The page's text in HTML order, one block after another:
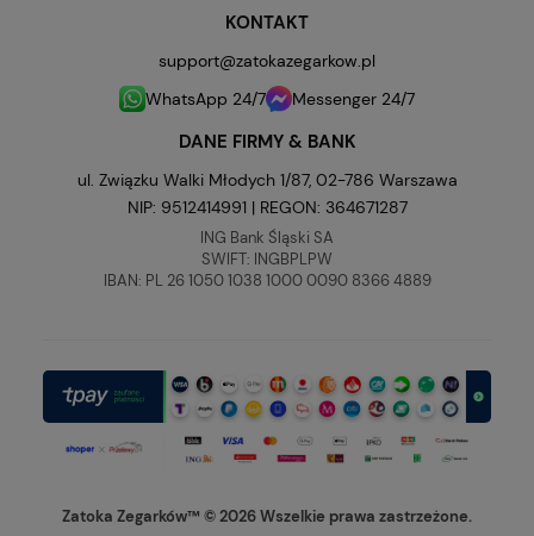
KONTAKT
support@zatokazegarkow.pl
WhatsApp 24/7
Messenger 24/7
DANE FIRMY & BANK
ul. Związku Walki Młodych 1/87, 02-786 Warszawa
NIP: 9512414991 | REGON: 364671287
ING Bank Śląski SA
SWIFT: INGBPLPW
IBAN: PL 26 1050 1038 1000 0090 8366 4889
Zatoka Zegarków™ © 2026 Wszelkie prawa zastrzeżone.